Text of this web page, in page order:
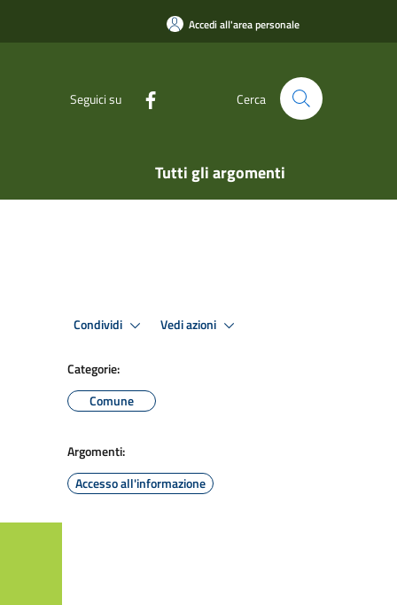
Accedi all'area personale
Seguici su Cerca
Tutti gli argomenti
Condividi Vedi azioni
Categorie:
Comune
Argomenti:
Accesso all'informazione